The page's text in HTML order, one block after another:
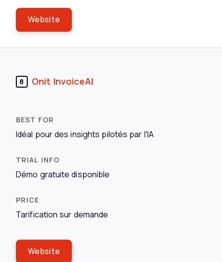
Website
8 Onit InvoiceAI
Idéal pour des insights pilotés par l'IA
Démo gratuite disponible
Tarification sur demande
Website